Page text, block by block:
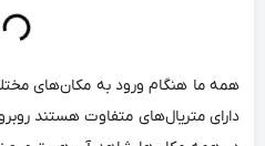
همه ما هنگام ورود به مکان‌های
دارای متریال‌های متفاوت هستند